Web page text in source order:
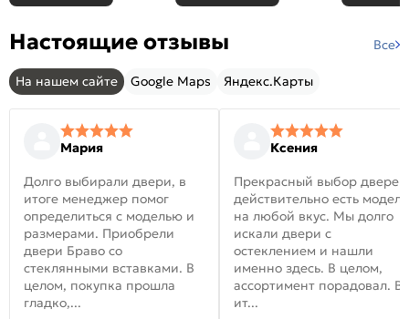
Настоящие отзывы Все
На нашем сайте Google Maps Яндекс.Карты
Мария
Долго выбирали двери, в
итоге менеджер помог
определиться с моделью и
размерами. Приобрели
двери Браво со
стеклянными вставками. В
целом, покупка прошла
гладко,...
Ксения
Прекрасный выбор
действительно есть модели
на любой вкус. Мы долго
искали двери с
остеклением и нашли
именно здесь. В целом,
ассортимент порадовал. В
ит...